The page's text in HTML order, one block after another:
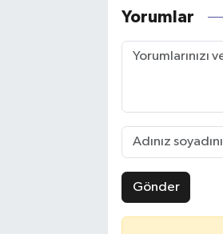
Yorumlar
Gönder